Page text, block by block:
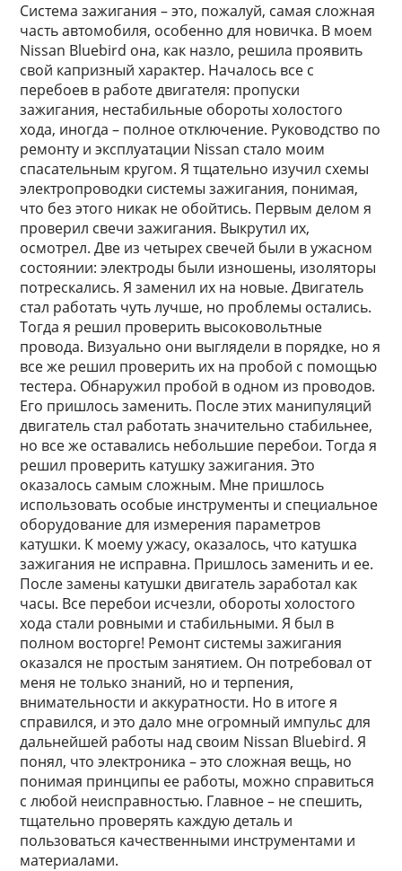
Система зажигания – это, пожалуй, самая сложная
часть автомобиля, особенно для новичка. В моем
Nissan Bluebird она, как назло, решила проявить
свой капризный характер. Началось все с
перебоев в работе двигателя: пропуски
зажигания, нестабильные обороты холостого
хода, иногда – полное отключение. Руководство по
ремонту и эксплуатации Nissan стало моим
спасательным кругом. Я тщательно изучил схемы
электропроводки системы зажигания, понимая,
что без этого никак не обойтись. Первым делом я
проверил свечи зажигания. Выкрутил их,
осмотрел. Две из четырех свечей были в ужасном
состоянии: электроды были изношены, изоляторы
потрескались. Я заменил их на новые. Двигатель
стал работать чуть лучше, но проблемы остались.
Тогда я решил проверить высоковольтные
провода. Визуально они выглядели в порядке, но я
все же решил проверить их на пробой с помощью
тестера. Обнаружил пробой в одном из проводов.
Его пришлось заменить. После этих манипуляций
двигатель стал работать значительно стабильнее,
но все же оставались небольшие перебои. Тогда я
решил проверить катушку зажигания. Это
оказалось самым сложным. Мне пришлось
использовать особые инструменты и специальное
оборудование для измерения параметров
катушки. К моему ужасу, оказалось, что катушка
зажигания не исправна. Пришлось заменить и ее.
После замены катушки двигатель заработал как
часы. Все перебои исчезли, обороты холостого
хода стали ровными и стабильными. Я был в
полном восторге! Ремонт системы зажигания
оказался не простым занятием. Он потребовал от
меня не только знаний, но и терпения,
внимательности и аккуратности. Но в итоге я
справился, и это дало мне огромный импульс для
дальнейшей работы над своим Nissan Bluebird. Я
понял, что электроника – это сложная вещь, но
понимая принципы ее работы, можно справиться
с любой неисправностью. Главное – не спешить,
тщательно проверять каждую деталь и
пользоваться качественными инструментами и
материалами.